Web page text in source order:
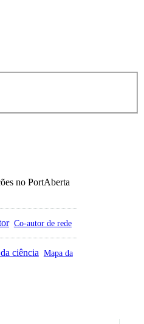
no PortAberta
Co-autor de rede
Mapa da